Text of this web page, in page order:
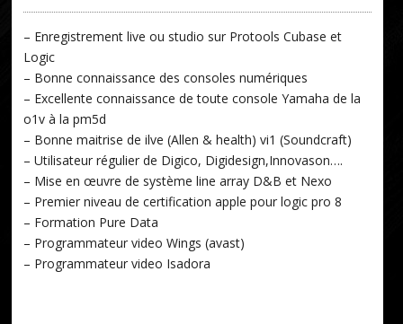
– Enregistrement live ou studio sur Protools Cubase et
Logic
– Bonne connaissance des consoles numériques
– Excellente connaissance de toute console Yamaha de la
o1v à la pm5d
– Bonne maitrise de ilve (Allen & health) vi1 (Soundcraft)
– Utilisateur régulier de Digico, Digidesign,Innovason….
– Mise en œuvre de système line array D&B et Nexo
– Premier niveau de certification apple pour logic pro 8
– Formation Pure Data
– Programmateur video Wings (avast)
– Programmateur video Isadora